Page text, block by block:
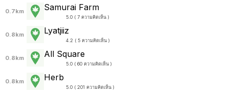
0.7km Samurai Farm
5.0 ( 7 ความคิดเห็น )
0.8km Lyatjiiz
4.2 ( 5 ความคิดเห็น )
0.8km All Square
5.0 ( 60 ความคิดเห็น )
0.8km Herb
5.0 ( 201 ความคิดเห็น )